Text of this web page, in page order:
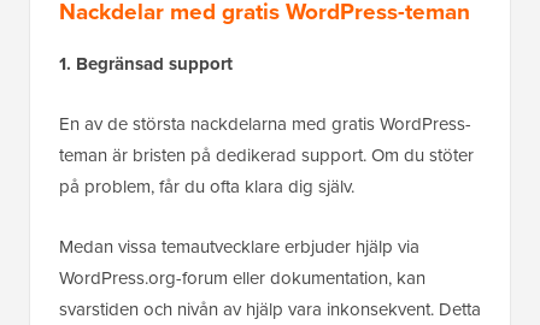
Nackdelar med gratis WordPress-teman
1. Begränsad support
En av de största nackdelarna med gratis WordPress-
teman är bristen på dedikerad support. Om du stöter
på problem, får du ofta klara dig själv.
Medan vissa temautvecklare erbjuder hjälp via
WordPress.org-forum eller dokumentation, kan
svarstiden och nivån av hjälp vara inkonsekvent. Detta